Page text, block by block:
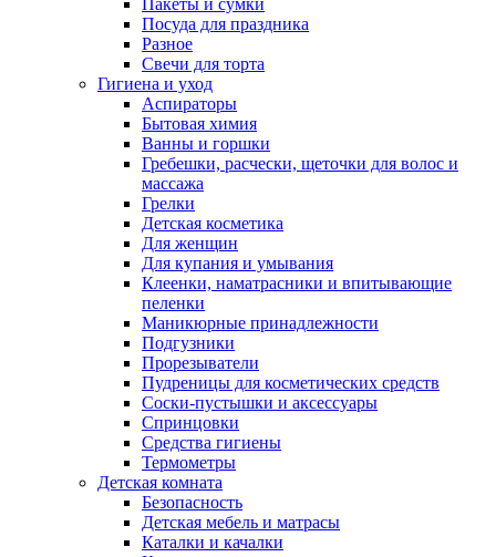
Пакеты и сумки
Посуда для праздника
Разное
Свечи для торта
Гигиена и уход
Аспираторы
Бытовая химия
Ванны и горшки
Гребешки, расчески, щеточки для волос и
массажа
Грелки
Детская косметика
Для женщин
Для купания и умывания
Клеенки, наматрасники и впитывающие
пеленки
Маникюрные принадлежности
Подгузники
Прорезыватели
Пудреницы для косметических средств
Соски-пустышки и аксессуары
Спринцовки
Средства гигиены
Термометры
Детская комната
Безопасность
Детская мебель и матрасы
Каталки и качалки